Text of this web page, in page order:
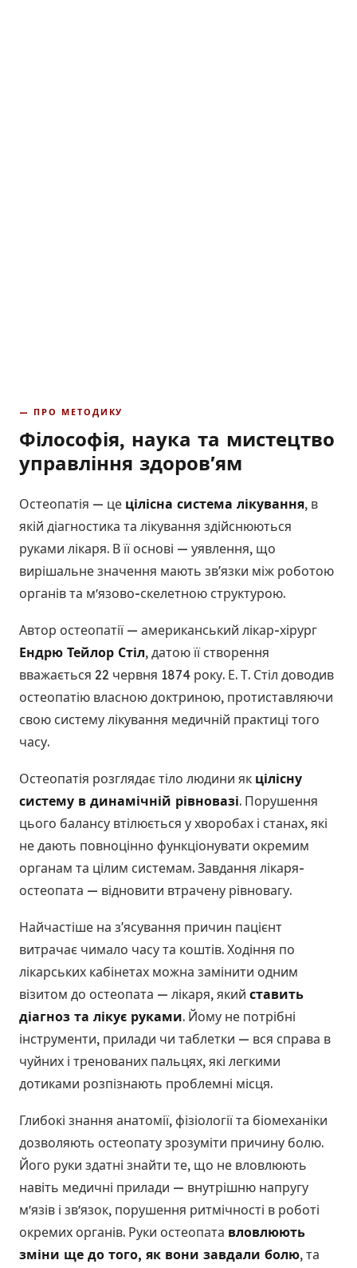
— ПРО МЕТОДИКУ
Філософія, наука та мистецтво
управління здоров'ям
Остеопатія — це цілісна система лікування, в
якій діагностика та лікування здійснюються
руками лікаря. В її основі — уявлення, що
вирішальне значення мають зв'язки між роботою
органів та мʼязово-скелетною структурою.
Автор остеопатії — американський лікар-хірург
Ендрю Тейлор Стіл, датою її створення
вважається 22 червня 1874 року. Е. Т. Стіл доводив
остеопатію власною доктриною, протиставляючи
свою систему лікування медичній практиці того
часу.
Остеопатія розглядає тіло людини як цілісну
систему в динамічній рівновазі. Порушення
цього балансу втілюється у хворобах і станах, які
не дають повноцінно функціонувати окремим
органам та цілим системам. Завдання лікаря-
остеопата — відновити втрачену рівновагу.
Найчастіше на з'ясування причин пацієнт
витрачає чимало часу та коштів. Ходіння по
лікарських кабінетах можна замінити одним
візитом до остеопата — лікаря, який ставить
діагноз та лікує руками. Йому не потрібні
інструменти, прилади чи таблетки — вся справа в
чуйних і тренованих пальцях, які легкими
дотиками розпізнають проблемні місця.
Глибокі знання анатомії, фізіології та біомеханіки
дозволяють остеопату зрозуміти причину болю.
Його руки здатні знайти те, що не вловлюють
навіть медичні прилади — внутрішню напругу
мʼязів і звʼязок, порушення ритмічності в роботі
окремих органів. Руки остеопата вловлюють
зміни ще до того, як вони завдали болю, та